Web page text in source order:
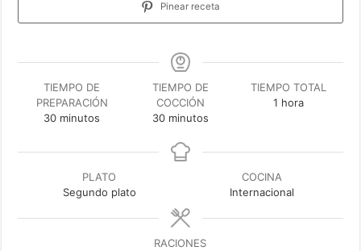
Pinear receta
TIEMPO DE
PREPARACIÓN
30minutos
minutos
TIEMPO DE
COCCIÓN
30minutos
minutos
TIEMPO TOTAL
1 hora
hora
PLATO
Segundo plato
COCINA
Internacional
RACIONES